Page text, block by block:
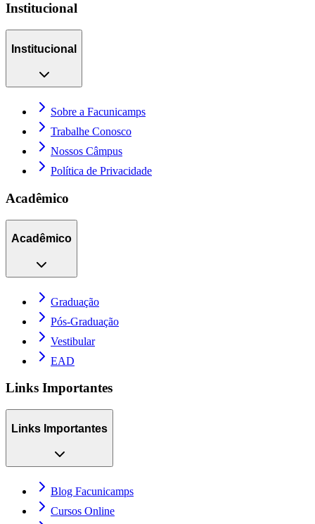
Institucional
Institucional
Sobre a Facunicamps
Trabalhe Conosco
Nossos Câmpus
Política de Privacidade
Acadêmico
Acadêmico
Graduação
Pós-Graduação
Vestibular
EAD
Links Importantes
Links Importantes
Blog Facunicamps
Cursos Online